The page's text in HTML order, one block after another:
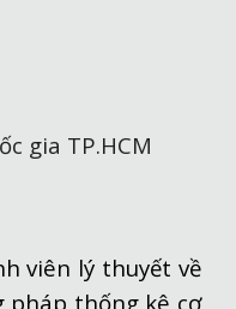
gia TP.HCM
viên lý thuyết về
pháp thống kê cơ